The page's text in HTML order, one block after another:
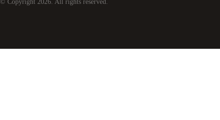
© Copyright 2026 . All rights reserved.